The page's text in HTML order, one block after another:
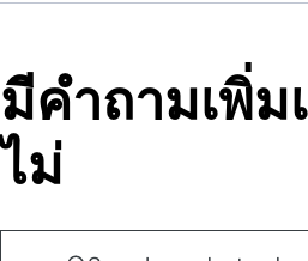
มีคําถามเพิ่ม
ไม่